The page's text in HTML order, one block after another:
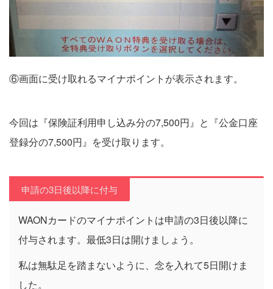
⑥画面に受け取れるマイナポイントが表示されます。
今回は『保険証利用申し込み分の7,500円』と『公金口座
登録分の7,500円』を受け取ります。
申請の3日後以降に付与
WAONカードのマイナポイントは申請の3日後以降に
付与されます。最低3日は開けましょう。
私は無駄足を踏まないように、念を入れて5日開けま
した。